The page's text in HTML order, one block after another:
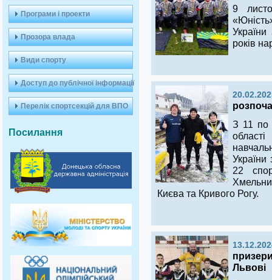
Програми і проекти
Прозора влада
Види спорту
Доступ до публічної інформації
Перелік спортсекцій для ВПО
Посилання
9
України
років
З 11 по
України
22
Києва та Кривого Рогу.
Львові